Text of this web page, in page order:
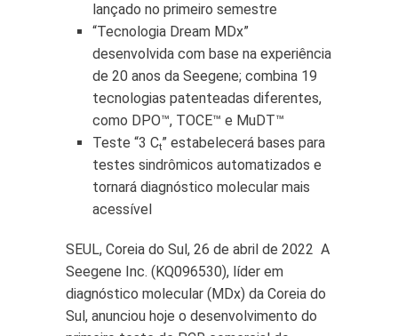
lançado no primeiro semestre
“Tecnologia Dream MDx”
desenvolvida com base na experiência
de 20 anos da Seegene; combina 19
tecnologias patenteadas diferentes,
como DPO™, TOCE™ e MuDT™
Teste “3 Ct” estabelecerá bases para
testes sindrômicos automatizados e
tornará diagnóstico molecular mais
acessível
SEUL, Coreia do Sul, 26 de abril de 2022 A
Seegene Inc. (KQ096530), líder em
diagnóstico molecular (MDx) da Coreia do
Sul, anunciou hoje o desenvolvimento do